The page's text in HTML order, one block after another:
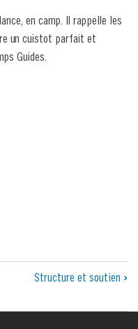
en camp. Il rappelle les
un cuistot parfait et
Guides.
Structure et soutien ›